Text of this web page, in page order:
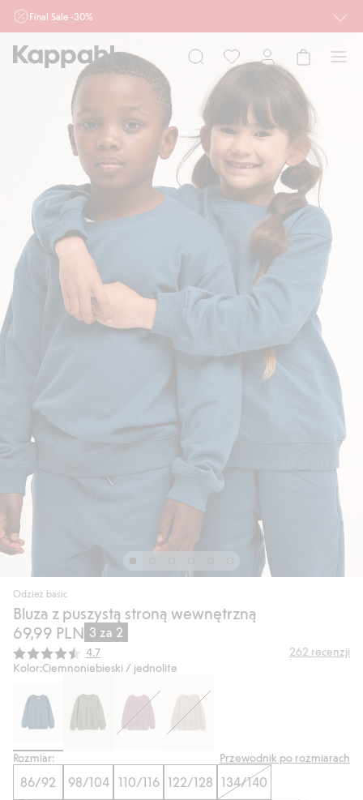
Final Sale -30%
działu outlet do 10.8 w sklepach Kappahl i Newbie oraz na kappahl.com. Ofert
nie łączymy
Dziecko
Niemowlę
Odzież basic
Bluza z puszystą stroną wewnętrzną
69,99 PLN 3 za 2
Średnia ocena:
4.7 262 recenzji
Kolor:Ciemnoniebieski / jednolite
Rozmiar: Przewodnik po rozmiarach
86/92 98/104 110/116 122/128 134/140